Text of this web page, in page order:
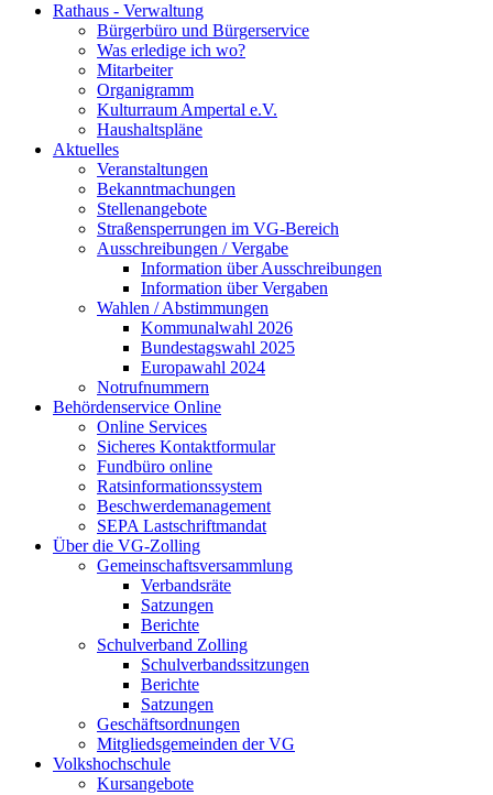
Rathaus - Verwaltung
Bürgerbüro und Bürgerservice
Was erledige ich wo?
Mitarbeiter
Organigramm
Kulturraum Ampertal e.V.
Haushaltspläne
Aktuelles
Veranstaltungen
Bekanntmachungen
Stellenangebote
Straßensperrungen im VG-Bereich
Ausschreibungen / Vergabe
Information über Ausschreibungen
Information über Vergaben
Wahlen / Abstimmungen
Kommunalwahl 2026
Bundestagswahl 2025
Europawahl 2024
Notrufnummern
Behördenservice Online
Online Services
Sicheres Kontaktformular
Fundbüro online
Ratsinformationssystem
Beschwerdemanagement
SEPA Lastschriftmandat
Über die VG-Zolling
Gemeinschaftsversammlung
Verbandsräte
Satzungen
Berichte
Schulverband Zolling
Schulverbandssitzungen
Berichte
Satzungen
Geschäftsordnungen
Mitgliedsgemeinden der VG
Volkshochschule
Kursangebote